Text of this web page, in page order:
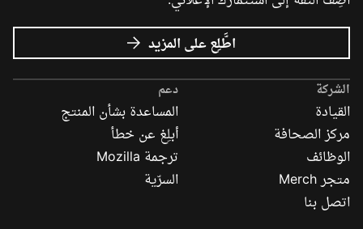
اطَّلِع على المزيد عن
إعلانات
Mozilla
الشركة
القيادة
مركز الصحافة
الوظائف
متجر Merch
اتصل بنا
دعم
المساعدة بشأن المنتج
أبلِغ عن خطأ
ترجمة Mozilla
السرّية